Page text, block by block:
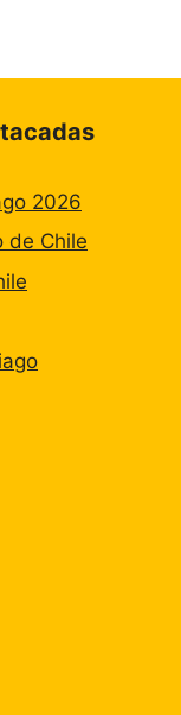
2026
de Chile